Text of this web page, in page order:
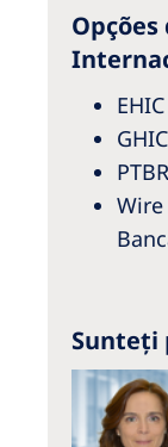
Global EHIC
GHIC
Sunteți